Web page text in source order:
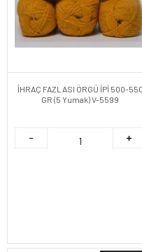
İHRAÇ FAZLASI ÖRGÜ İPİ 500-550
GR (5 Yumak) V-5599